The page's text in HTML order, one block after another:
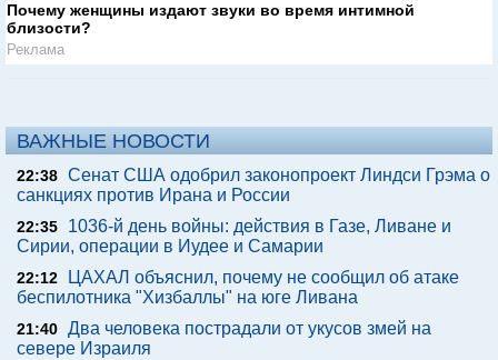
Почему женщины издают звуки во время интимной
близости?
Реклама
ВАЖНЫЕ НОВОСТИ
22:38 Сенат США одобрил законопроект Линдси Грэма о
санкциях против Ирана и России
22:35
1036-й день войны: действия в Газе, Ливане и
Сирии, операции в Иудее и Самарии
22:12
ЦАХАЛ объяснил, почему не сообщил об атаке
беспилотника "Хизбаллы" на юге Ливана
21:40 Два человека пострадали от укусов змей на
севере Израиля